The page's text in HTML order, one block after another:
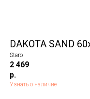
DAKOTA SAND
Staro
2 469
р.
Узнать о наличие